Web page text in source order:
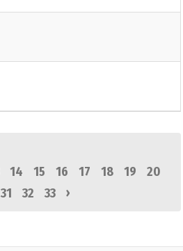
14 15 16 17 18 19
20
31 32 33 ›